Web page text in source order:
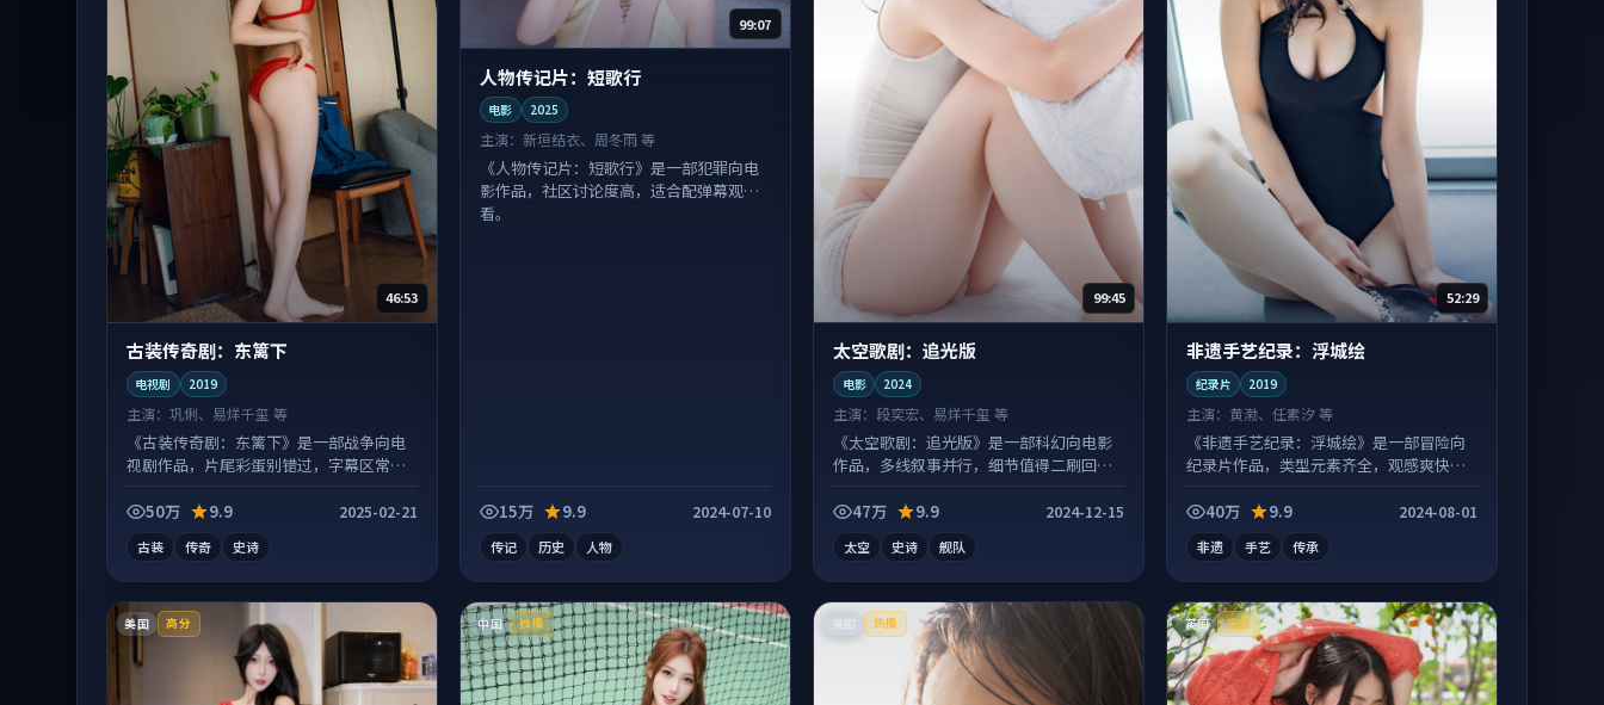
46:53
古装传奇剧：东篱下
电视剧 2019
主演： 巩俐、易烊千玺 等
《古装传奇剧：东篱下》是一部战争向电
视剧作品，片尾彩蛋别错过，字幕区常有
50万
9.9 2025-02-21
古装 传奇 史诗
99:07
人物传记片：短歌行
电影 2025
主演：新垣结衣、周冬雨 等
《人物传记片：短歌行》是一部犯罪向电
影作品，社区讨论度高，适合配弹幕观
看。
15万 9.9 2024-07-10
传记 历史 人物
99:45
太空歌剧：追光版
电影 2024
主演：段奕宏、易烊千玺 等
《太空歌剧：追光版》是一部科幻向电影
作品，多线叙事并行，细节值得二刷回
47万
9.9 2024-12-15
太空 史诗 舰队
52:29
非遗手艺纪录：浮城绘
纪录片 2019
主演： 黄渤、任素汐 等
《非遗手艺纪录：浮城绘》是一部冒险向
纪录片作品，类型元素齐全，观感爽快不
40万
9.9 2024-08-01
非遗 手艺 传承
美国 高分 中国 独播 热播 英国 完结